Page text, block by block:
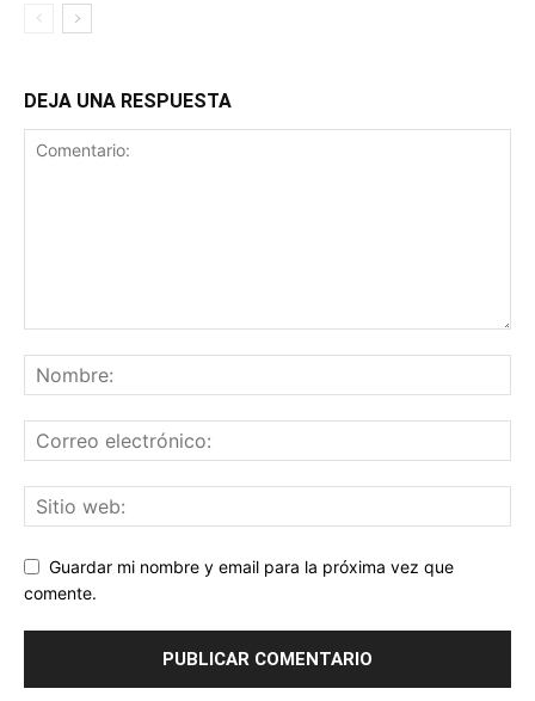
DEJA UNA RESPUESTA
Guardar mi nombre y email para la próxima vez que
comente.